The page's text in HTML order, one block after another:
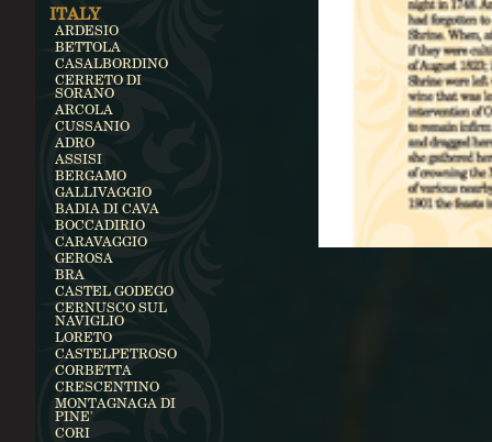
ITALY
ARDESIO
BETTOLA
CASALBORDINO
CERRETO DI
SORANO
ARCOLA
CUSSANIO
ADRO
ASSISI
BERGAMO
GALLIVAGGIO
BADIA DI CAVA
BOCCADIRIO
CARAVAGGIO
GEROSA
BRA
CASTEL GODEGO
CERNUSCO SUL
NAVIGLIO
LORETO
CASTELPETROSO
CORBETTA
CRESCENTINO
MONTAGNAGA DI
PINE'
CORI